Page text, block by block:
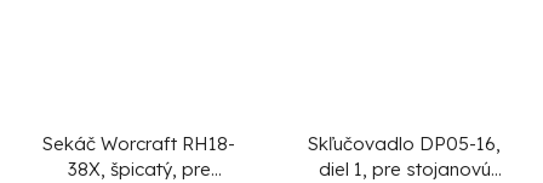
Sekáč Worcraft RH18-
38X, špicatý, pre
Skľučovadlo DP05-16,
diel 1, pre stojanovú